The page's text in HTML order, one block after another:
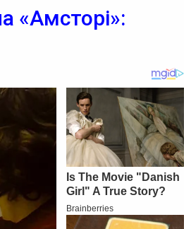
«Амсторі»: